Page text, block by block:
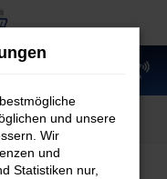
und unsere
Wir
und
Statistiken nur,